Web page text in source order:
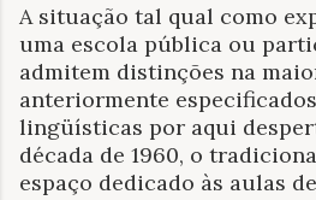
A situação tal qual como
uma escola pública ou
admitem distinções na
anteriormente
lingüísticas por aqui
década de 1960, o
espaço dedicado às aulas